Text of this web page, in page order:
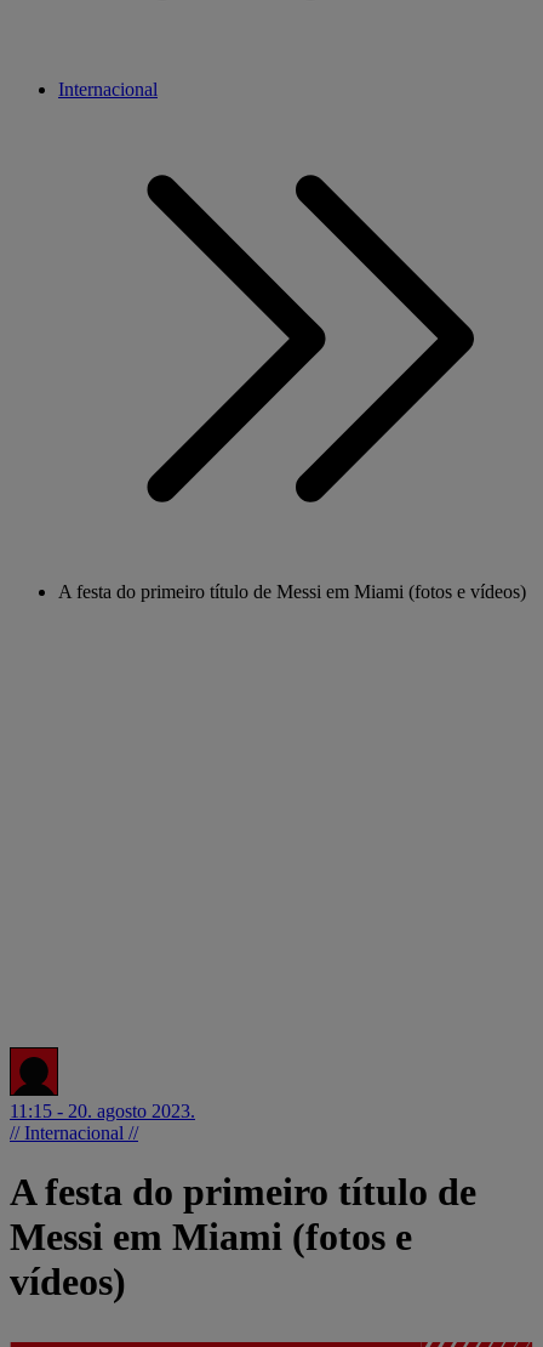
Internacional
A festa do primeiro título de Messi em Miami (fotos e vídeos)
11:15 - 20. agosto 2023.
// Internacional //
A festa do primeiro título de
Messi em Miami (fotos e
vídeos)